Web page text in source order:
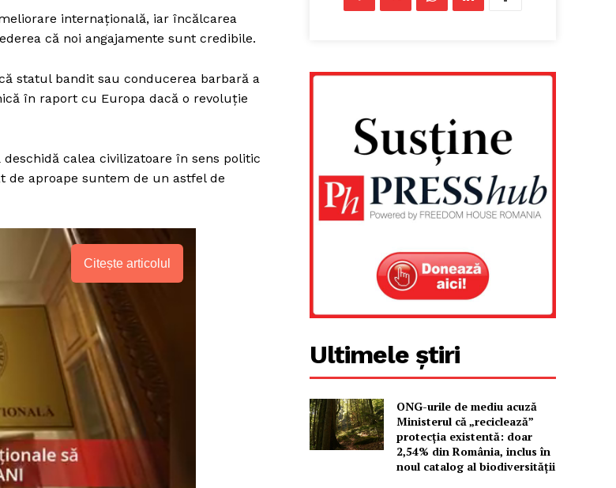
PRESShub
Despre noi / Echipa
Proiecte editoriale
Rețea
Contact
internațională, iar încălcarea
că noi angajamente sunt credibile.
statul bandit sau conducerea barbară a
în raport cu Europa dacă o revoluție
calea civilizatoare în sens politic
de aproape suntem de un astfel de
Citește articolul
Ultimele știri
ONG-urile de mediu acuză
Ministerul că „reciclează”
protecția existentă: doar
2,54% din România, inclus în
noul catalog al biodiversității